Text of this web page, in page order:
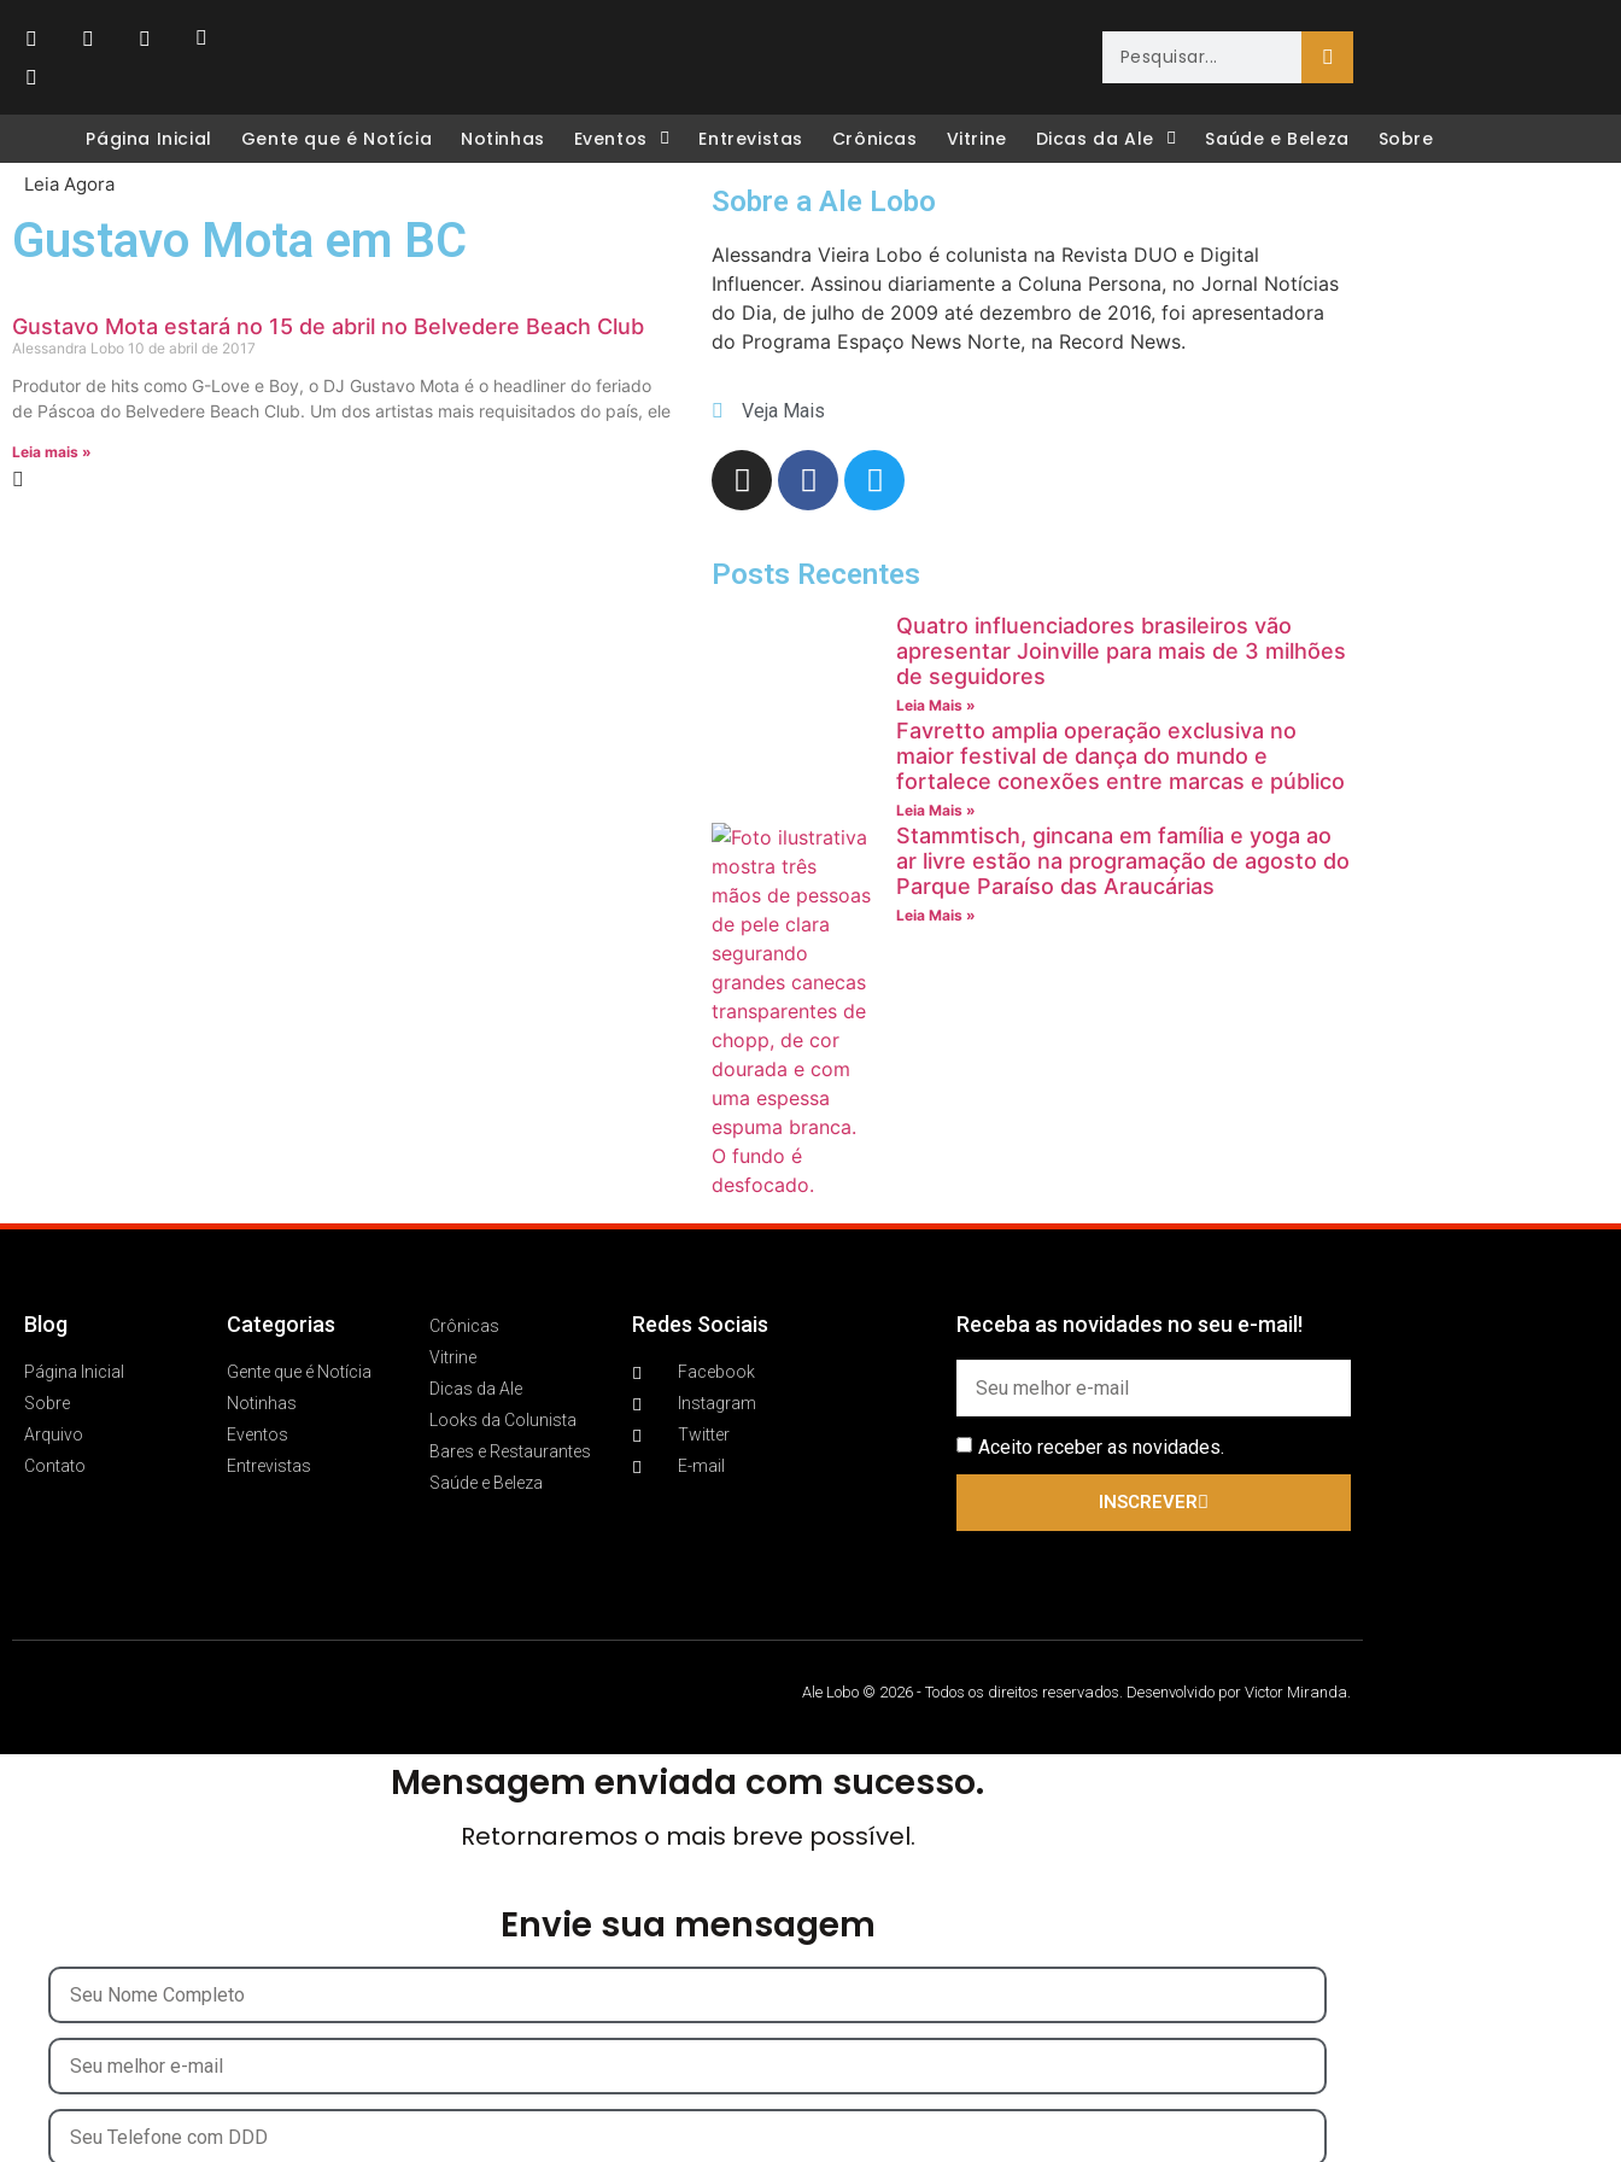
Página Inicial Gente que é Notícia Notinhas Eventos Entrevistas Crônicas Vitrine Dicas da Ale Saúde e Beleza Sobre
Leia Agora
Gustavo Mota em BC
Gustavo Mota estará no 15 de abril no Belvedere Beach Club
Alessandra Lobo 10 de abril de 2017
Produtor de hits como G-Love e Boy, o DJ Gustavo Mota é o headliner do feriado
de Páscoa do Belvedere Beach Club. Um dos artistas mais requisitados do país, ele
Leia mais »
Sobre a Ale Lobo
Alessandra Vieira Lobo é colunista na Revista DUO e Digital
Influencer. Assinou diariamente a Coluna Persona, no Jornal Notícias
do Dia, de julho de 2009 até dezembro de 2016, foi apresentadora
do Programa Espaço News Norte, na Record News.
Veja Mais
Posts Recentes
Quatro influenciadores brasileiros vão
apresentar Joinville para mais de 3 milhões
de seguidores
Leia Mais »
Favretto amplia operação exclusiva no
maior festival de dança do mundo e
fortalece conexões entre marcas e público
Leia Mais »
Stammtisch, gincana em família e yoga ao
ar livre estão na programação de agosto do
Parque Paraíso das Araucárias
Leia Mais »
Blog
Página Inicial
Sobre
Arquivo
Contato
Categorias
Gente que é Notícia
Notinhas
Eventos
Entrevistas
Crônicas
Vitrine
Dicas da Ale
Looks da Colunista
Bares e Restaurantes
Saúde e Beleza
Redes Sociais
Facebook
Instagram
Twitter
E-mail
Receba as novidades no seu e-mail!
Aceito receber as novidades.
INSCREVER
Ale Lobo © 2026 - Todos os direitos reservados. Desenvolvido por Victor Miranda.
Mensagem enviada com sucesso.
Retornaremos o mais breve possível.
Envie sua mensagem